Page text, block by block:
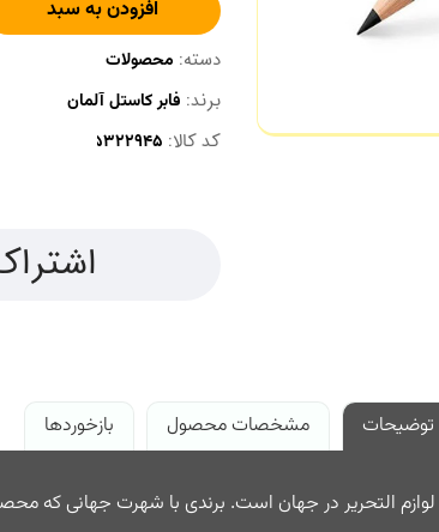
افزودن به سبد
دسته: محصولات
برند: فابر کاستل آلمان
کد کالا:
توضیحات مشخصات محصول بازخوردها